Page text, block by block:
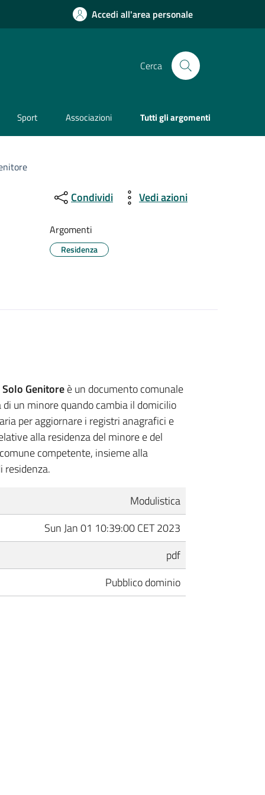
Accedi all'area personale
Cerca
Sport Associazioni Tutti gli argomenti
Condividi Vedi azioni
Argomenti
Residenza
Genitoreè un documento comunale
un minore quando cambia il domicilio
per aggiornare i registri anagrafici e
alla residenza del minore e del
competente, insieme alla
residenza.
Modulistica
Sun Jan 01 10:39:00 CET 2023
pdf
Pubblico dominio